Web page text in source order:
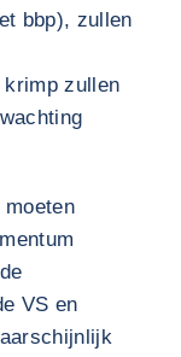
bbp), zullen
zullen
VS en